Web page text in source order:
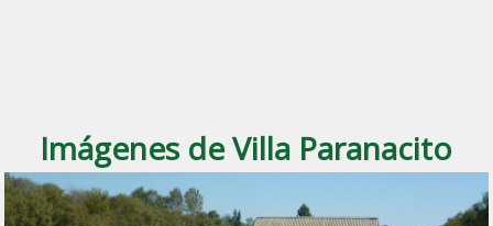
Imágenes de Villa Paranacito